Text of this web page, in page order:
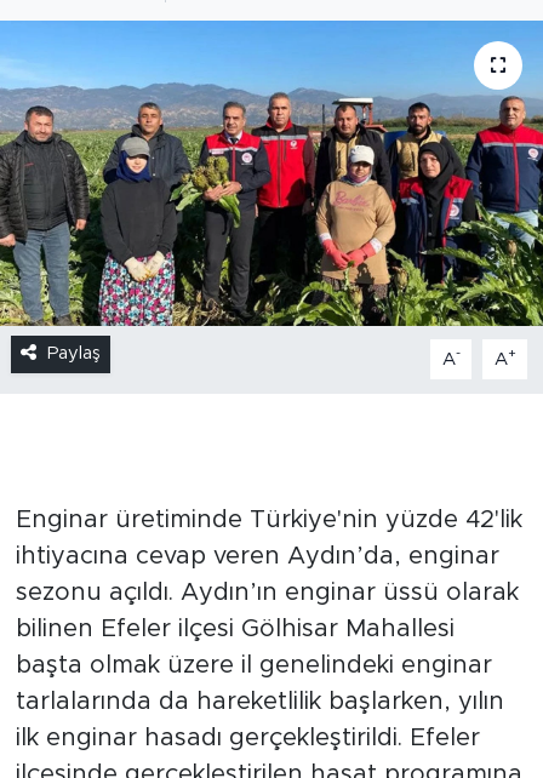
Paylaş A- A+
Enginar üretiminde Türkiye'nin yüzde 42'lik
ihtiyacına cevap veren Aydın’da, enginar
sezonu açıldı. Aydın’ın enginar üssü olarak
bilinen Efeler ilçesi Gölhisar Mahallesi
başta olmak üzere il genelindeki enginar
tarlalarında da hareketlilik başlarken, yılın
ilk enginar hasadı gerçekleştirildi. Efeler